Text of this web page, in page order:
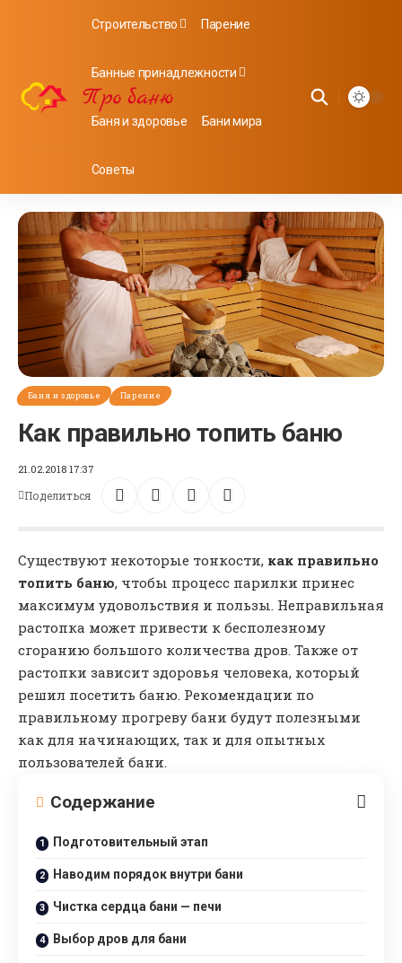
Строительство Парение
Банные принадлежности
Баня и здоровье Бани мира
Советы
Баня и здоровье Парение
Как правильно топить баню
21.02.2018 17:37
Поделиться
Существуют некоторые тонкости, как правильно
топить баню, чтобы процесс парилки принес
максимум удовольствия и пользы. Неправильная
растопка может привести к бесполезному
сгоранию большого количества дров. Также от
растопки зависит здоровья человека, который
решил посетить баню. Рекомендации по
правильному прогреву бани будут полезными
как для начинающих, так и для опытных
пользователей бани.
Содержание
Подготовительный этап
Наводим порядок внутри бани
Чистка сердца бани — печи
Выбор дров для бани